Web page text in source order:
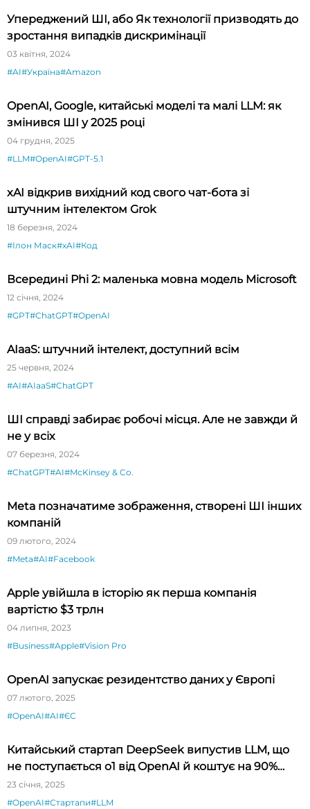
Упереджений ШІ, або Як технології призводять до
зростання випадків дискримінації
03 квітня, 2024
#AI#Україна#Amazon
OpenAI, Google, китайські моделі та малі LLM: як
змінився ШІ у 2025 році
04 грудня, 2025
#LLM#OpenAI#GPT-5.1
xAI відкрив вихідний код свого чат-бота зі
штучним інтелектом Grok
18 березня, 2024
#Ілон Маск#xAI#Код
Всередині Phi 2: маленька мовна модель Microsoft
12 січня, 2024
#GPT#ChatGPT#OpenAI
AIaaS: штучний інтелект, доступний всім
25 червня, 2024
#AI#AIaaS#ChatGPT
ШІ справді забирає робочі місця. Але не завжди й
не у всіх
07 березня, 2024
#ChatGPT#AI#McKinsey & Co.
Meta позначатиме зображення, створені ШІ інших
компаній
09 лютого, 2024
#Meta#AI#Facebook
Apple увійшла в історію як перша компанія
вартістю $3 трлн
04 липня, 2023
#Business#Apple#Vision Pro
OpenAI запускає резидентство даних у Європі
07 лютого, 2025
#OpenAI#AI#ЄС
Китайський стартап DeepSeek випустив LLM, що
не поступається o1 від OpenAI й коштує на 90%
дешевше
23 січня, 2025
#OpenAI#Стартапи#LLM